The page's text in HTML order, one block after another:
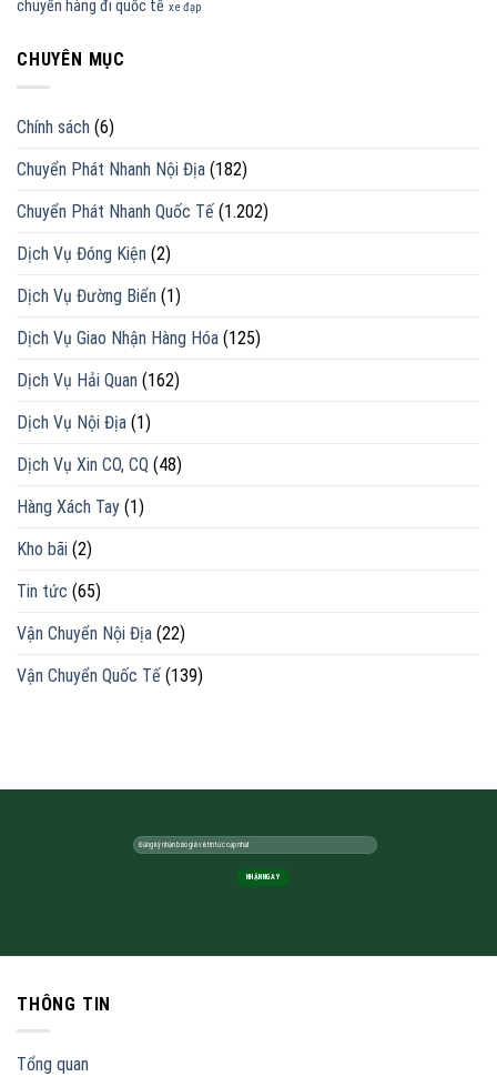
chuyển hàng đi quốc tế xe đạp
CHUYÊN MỤC
Chính sách (6)
Chuyển Phát Nhanh Nội Địa (182)
Chuyển Phát Nhanh Quốc Tế (1.202)
Dịch Vụ Đóng Kiện (2)
Dịch Vụ Đường Biển (1)
Dịch Vụ Giao Nhận Hàng Hóa (125)
Dịch Vụ Hải Quan (162)
Dịch Vụ Nội Địa (1)
Dịch Vụ Xin CO, CQ (48)
Hàng Xách Tay (1)
Kho bãi (2)
Tin tức (65)
Vận Chuyển Nội Địa (22)
Vận Chuyển Quốc Tế (139)
THÔNG TIN
Tổng quan